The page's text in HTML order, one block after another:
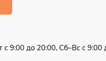
до 20:00, Сб–Вс с 9:00